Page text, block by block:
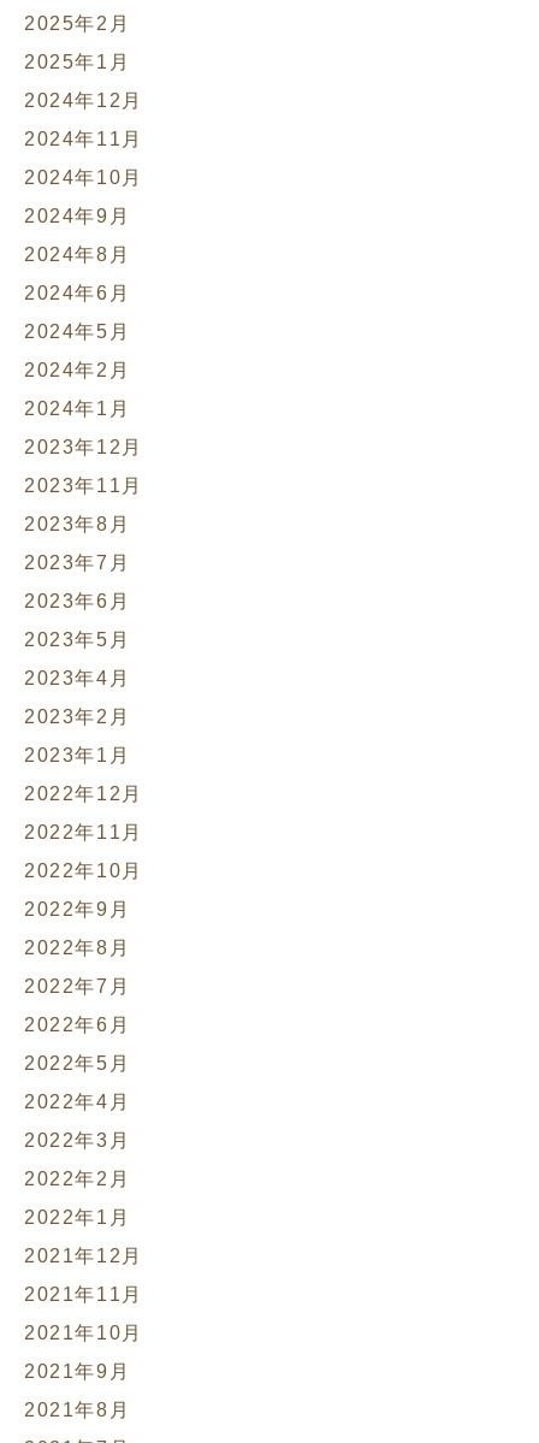
2025年2月
2025年1月
2024年12月
2024年11月
2024年10月
2024年9月
2024年8月
2024年6月
2024年5月
2024年2月
2024年1月
2023年12月
2023年11月
2023年8月
2023年7月
2023年6月
2023年5月
2023年4月
2023年2月
2023年1月
2022年12月
2022年11月
2022年10月
2022年9月
2022年8月
2022年7月
2022年6月
2022年5月
2022年4月
2022年3月
2022年2月
2022年1月
2021年12月
2021年11月
2021年10月
2021年9月
2021年8月